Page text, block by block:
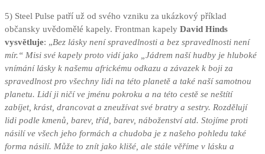
5) Steel Pulse patří už od svého vzniku za ukázkový příklad
občansky uvědomělé kapely. Frontman kapely David Hinds
vysvětluje: „Bez lásky není spravedlnosti a bez spravedlnosti není
mír.“ Misi své kapely proto vidí jako „Jádrem naší hudby je hluboké
vnímání lásky k našemu africkému odkazu a závazek k boji za
spravedlnost pro všechny lidi na této planetě a také naší samotnou
planetu. Lidí ji ničí ve jménu pokroku a na této cestě se neštítí
zabíjet, krást, drancovat a zneužívat své bratry a sestry. Rozdělují
lidi podle kmenů, barev, tříd, barev, náboženství atd. Stojíme proti
násilí ve všech jeho formách a chudoba je z našeho pohledu také
forma násilí. Může to znít jako klišé, ale stále věříme v lásku a